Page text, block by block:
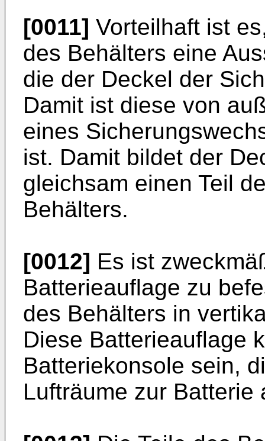
[0011] Vorteilhaft ist
des Behälters eine
die der Deckel der
Damit ist diese von
eines
ist. Damit bildet der
gleichsam einen Teil
Behälters.
[0012] Es ist
Batterieauflage zu
des Behälters in
Diese Batterieauflage
Batteriekonsole sein,
Lufträume zur Batterie